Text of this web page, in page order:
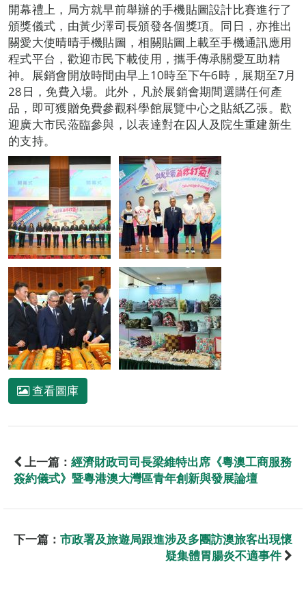
開幕禮上，局方就早前舉辦的手機貼圖設計比賽進行了
頒獎儀式，由黃少澤司長頒發各個獎項。同日，亦推出
關愛大使晴晴手機貼圖，相關貼圖上載至手機通訊應用
程式平台，歡迎市民下載使用，攜手傳承關愛互助精
神。展銷會開放時間由早上10時至下午6時，展期至7月
28日，免費入場。此外，凡於展銷會期間選購任何產
品，即可獲贈免費參觀科學館展覽中心之貼紙乙張。歡
迎廣大市民蒞臨參與，以表達對在囚人及院生重建新生
的支持。
查看圖庫
上一篇： 經濟財政司司長梁維特出席《粵澳工商服務
簽約儀式》暨粵港澳大灣區青年創新與發展論壇
下一篇： 市政署及旅遊局跟進涉及多團訪澳旅客出現懷
疑集體胃腸炎不適事件